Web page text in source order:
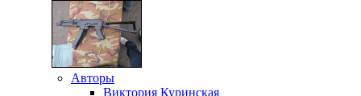
Авторы
Виктория Куринская